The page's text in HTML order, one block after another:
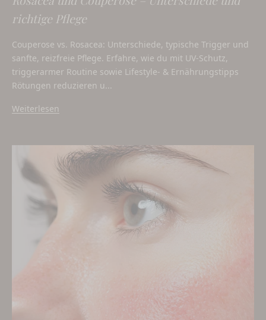
richtige Pflege
Couperose vs. Rosacea: Unterschiede, typische Trigger und
sanfte, reizfreie Pflege. Erfahre, wie du mit UV-Schutz,
triggerarmer Routine sowie Lifestyle- & Ernährungstipps
Rötungen reduzieren u...
Weiterlesen